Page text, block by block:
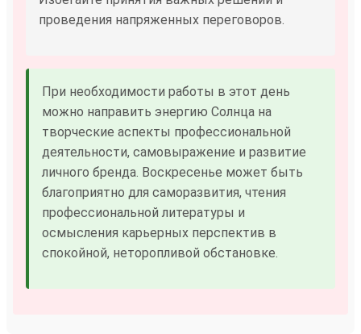
проведения напряженных переговоров.
При необходимости работы в этот день
можно направить энергию Солнца на
творческие аспекты профессиональной
деятельности, самовыражение и развитие
личного бренда. Воскресенье может быть
благоприятно для саморазвития, чтения
профессиональной литературы и
осмысления карьерных перспектив в
спокойной, неторопливой обстановке.